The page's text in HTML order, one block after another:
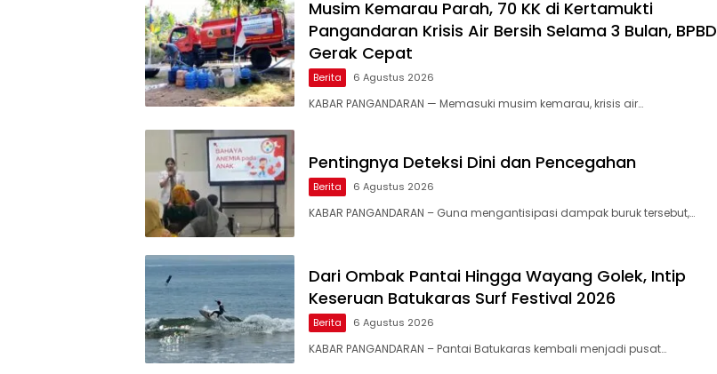
Musim Kemarau Parah, 70 KK di Kertamukti
Pangandaran Krisis Air Bersih Selama 3 Bulan, BPBD
Gerak Cepat
Berita 6 Agustus 2026
KABAR PANGANDARAN — Memasuki musim kemarau, krisis air…
Pentingnya Deteksi Dini dan Pencegahan
Berita 6 Agustus 2026
KABAR PANGANDARAN – ​Guna mengantisipasi dampak buruk tersebut,…
Dari Ombak Pantai Hingga Wayang Golek, Intip
Keseruan Batukaras Surf Festival 2026
Berita 6 Agustus 2026
KABAR PANGANDARAN – Pantai Batukaras kembali menjadi pusat…